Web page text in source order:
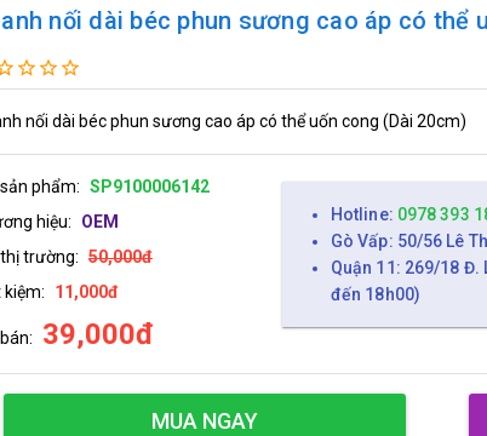
nối dài béc phun sương cao áp có thể
nối dài béc phun sương cao áp có thể uốn cong (Dài 20cm)
phẩm: SP9100006142
hiệu:
OEM
trường: 50,000đ
kiệm:
11,000đ
39,000đ
Hotline: 0978 393
Gò Vấp: 50/56 Lê
Quận 11: 269/18 Đ.
đến 18h00)
MUA NGAY